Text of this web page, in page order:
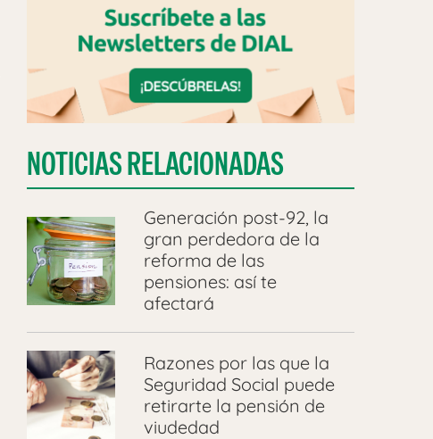
NOTICIAS RELACIONADAS
Generación post-92, la
gran perdedora de la
reforma de las
pensiones: así te
afectará
Razones por las que la
Seguridad Social puede
retirarte la pensión de
viudedad